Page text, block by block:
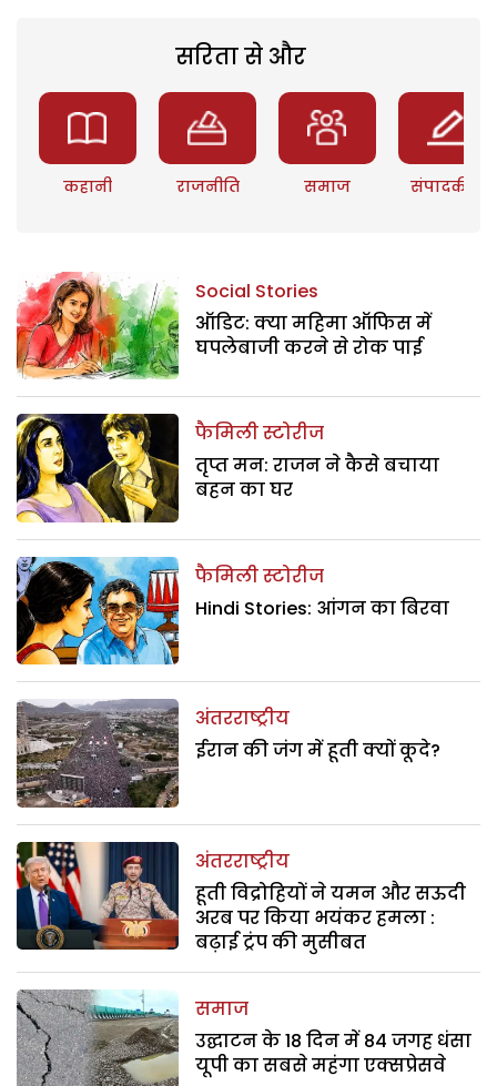
सरिता से और
कहानी राजनीति समाज संपादकीय
Social Stories
ऑडिट: क्या महिमा ऑफिस में
घपलेबाजी करने से रोक पाई
फैमिली स्टोरीज
तृप्त मन: राजन ने कैसे बचाया
बहन का घर
फैमिली स्टोरीज
Hindi Stories: आंगन का बिरवा
अंतरराष्ट्रीय
ईरान की जंग में हूती क्यों कूदे?
अंतरराष्ट्रीय
हूती विद्रोहियों ने यमन और सऊदी
अरब पर किया भयंकर हमला :
बढ़ाई ट्रंप की मुसीबत
समाज
उद्घाटन के 18 दिन में 84 जगह धंसा
यूपी का सबसे महंगा एक्सप्रेसवे